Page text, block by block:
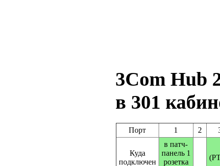
3Com Hub
в 301
Порт 1 2
Куда
подключен
в патч-
панель 1
розетка